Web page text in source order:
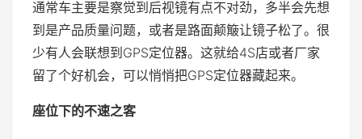
通常车主要是察觉到后视镜有点不对劲，多半会先想
到是产品质量问题，或者是路面颠簸让镜子松了。很
少有人会联想到GPS定位器。这就给4S店或者厂家
留了个好机会，可以悄悄把GPS定位器藏起来。
座位下的不速之客